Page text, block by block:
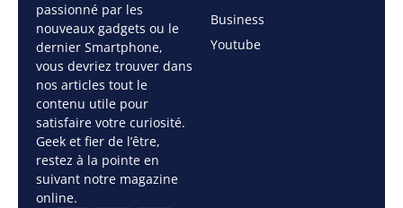
passionné par les
nouveaux gadgets ou le
dernier Smartphone,
vous devriez trouver dans
nos articles tout le
contenu utile pour
satisfaire votre curiosité.
Geek et fier de l’être,
restez à la pointe en
suivant notre magazine
online.
Business
Youtube